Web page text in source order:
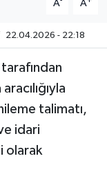
A A
22.04.2026 - 22:18
talimatı,
idari
olarak